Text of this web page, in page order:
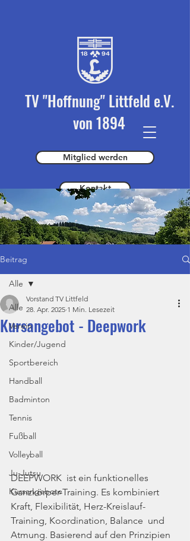
TV "Hoffnung" Littfeld e.V.
von 1894
Mitglied werden
Kontakt
Spender werden
Beitrag
Alle
Verein
Kinder/Jugend
Sportbereich
Handball
Badminton
Tennis
Fußball
Volleyball
Ju-Jutsu
Kursangebote
Alle
Kursangebot - Deepwork
Vorstand TV Littfeld
28. Apr. 2025 1 Min. Lesezeit
DEEPWORK  ist ein funktionelles
Ganzkörper-Training. Es kombiniert
Kraft, Flexibilität, Herz-Kreislauf-
Training, Koordination, Balance  und
Atmung. Basierend auf den Prinzipien